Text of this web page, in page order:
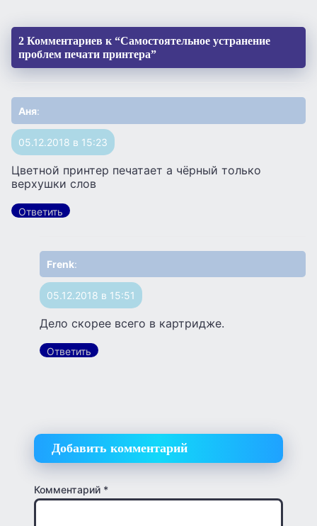
2 Комментариев к “Самостоятельное устранение
проблем печати принтера”
Аня:
05.12.2018 в 15:23
Цветной принтер печатает а чёрный только
верхушки слов
Ответить
Frenk:
05.12.2018 в 15:51
Дело скорее всего в картридже.
Ответить
Добавить комментарий
Комментарий *